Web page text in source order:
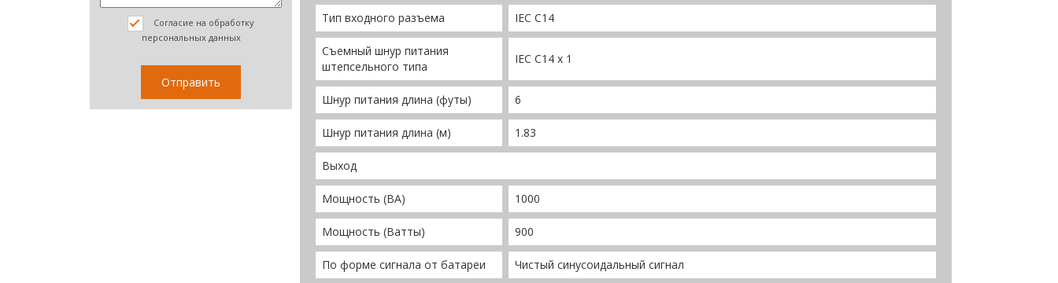
Согласие на обработку
персональных данных
Тип входного разъема IEC C14
Съемный шнур питания
штепсельного типа
IEC C14 x 1
Шнур питания длина (футы) 6
Шнур питания длина (м) 1.83
Выход
Мощность (ВА) 1000
Мощность (Ватты) 900
По форме сигнала от батареи Чистый синусоидальный сигнал